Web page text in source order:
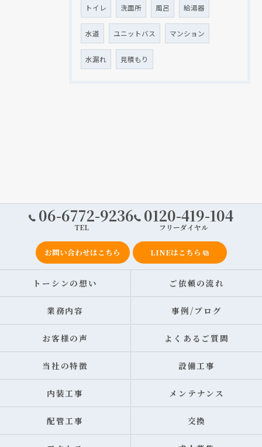
トイレ 洗面所 風呂 給湯器
水道 ユニットバス マンション
水漏れ 見積もり
06-6772-9236
TEL
0120-419-104
フリーダイヤル
お問い合わせはこちら LINEはこちら
トーシンの想い ご依頼の流れ
業務内容 事例/ブログ
お客様の声 よくあるご質問
当社の特徴 設備工事
内装工事 メンテナンス
配管工事 交換